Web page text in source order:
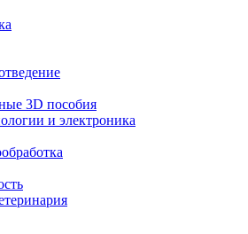
3D пособия
и электроника